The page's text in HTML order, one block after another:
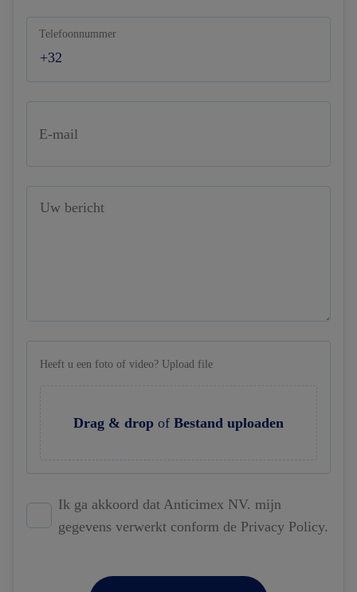
Telefoonnummer
E-mail
Uw bericht
Heeft u een foto of video? Upload file
Drag & drop of Bestand uploaden
Ik ga akkoord dat Anticimex NV. mijn
gegevens verwerkt conform de Privacy Policy.